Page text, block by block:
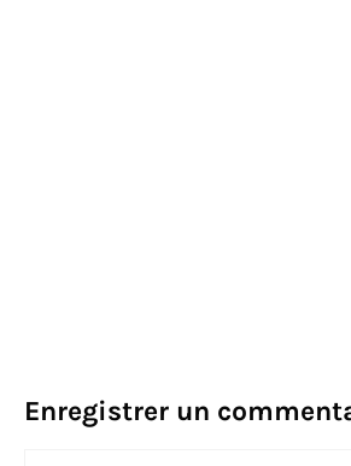
Enregistrer un